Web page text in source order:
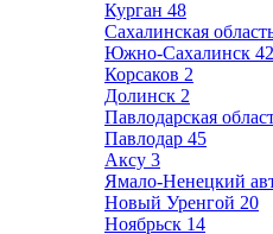
Курган 48
Сахалинская
Южно-Сахалинск 42
Корсаков 2
Долинск 2
Павлодарская
Павлодар 45
Аксу 3
Ямало-Ненецкий
Новый Уренгой 20
Ноябрьск 14